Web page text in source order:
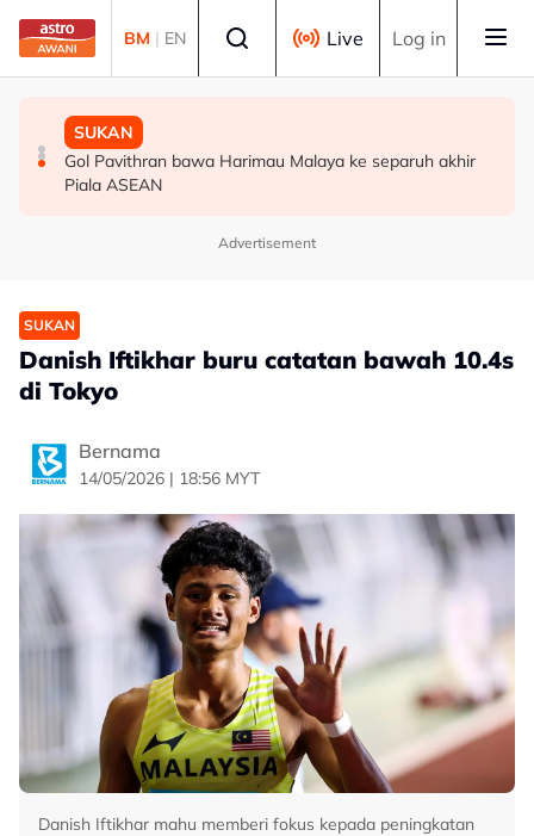
Skip to main content
BM | EN Live Log in
MALAYSIA
Berita tempatan pilihan sepanjang hari ini
MALAYSIA
Bapa lemas cuba selamatkan anak jatuh kolam ikan
SUKAN
Gol Pavithran bawa Harimau Malaya ke separuh akhir
Piala ASEAN
Advertisement
SUKAN
Danish Iftikhar buru catatan bawah 10.4s
di Tokyo
Bernama
14/05/2026 | 18:56 MYT
Danish Iftikhar mahu memberi fokus kepada peningkatan